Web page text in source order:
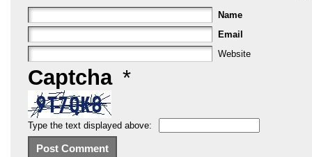
Name
Email
Website
Captcha *
Type the text displayed above: